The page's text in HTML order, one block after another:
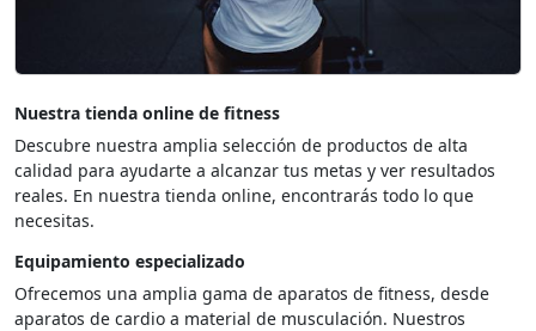
Nuestra tienda online de fitness
Descubre nuestra amplia selección de productos de alta
calidad para ayudarte a alcanzar tus metas y ver resultados
reales. En nuestra tienda online, encontrarás todo lo que
necesitas.
Equipamiento especializado
Ofrecemos una amplia gama de aparatos de fitness, desde
aparatos de cardio a material de musculación. Nuestros